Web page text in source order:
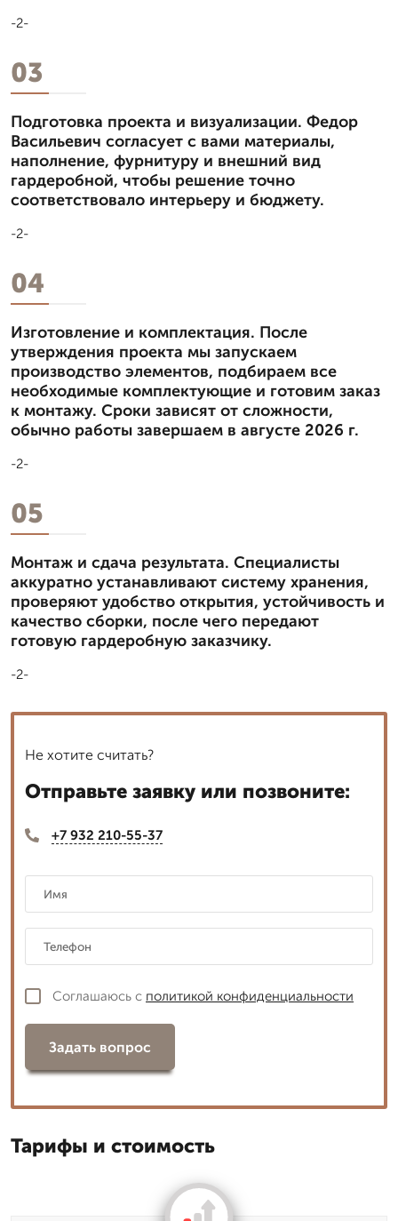
-2-
03
Подготовка проекта и визуализации. Федор
Васильевич согласует с вами материалы,
наполнение, фурнитуру и внешний вид
гардеробной, чтобы решение точно
соответствовало интерьеру и бюджету.
-2-
04
Изготовление и комплектация. После
утверждения проекта мы запускаем
производство элементов, подбираем все
необходимые комплектующие и готовим заказ
к монтажу. Сроки зависят от сложности,
обычно работы завершаем в августе 2026 г.
-2-
05
Монтаж и сдача результата. Специалисты
аккуратно устанавливают систему хранения,
проверяют удобство открытия, устойчивость и
качество сборки, после чего передают
готовую гардеробную заказчику.
-2-
Не хотите считать?
Отправьте заявку или позвоните:
+7 932 210-55-37
Соглашаюсь с политикой конфиденциальности
Задать вопрос
Тарифы и стоимость